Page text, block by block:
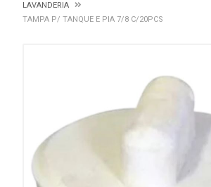
LAVANDERIA
TAMPA P/ TANQUE E PIA 7/8 C/20PCS